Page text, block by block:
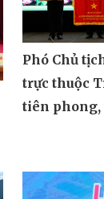
Phó Chủ
trực thuộc
tiên phong,